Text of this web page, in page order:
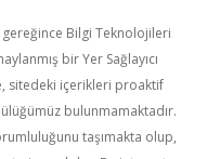
gereğince Bilgi Teknolojileri
bir Yer Sağlayıcı
sitedeki içerikleri proaktif
bulunmamaktadır.
taşımakta olup,